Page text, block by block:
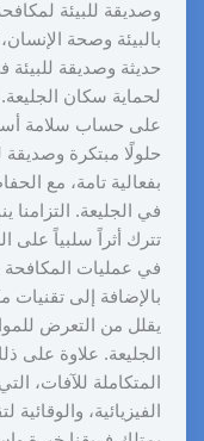
وصديقة للبيئة
بالبيئة وصحة
حديثة وصديقة
لحماية سكان
على حساب سلامة
حلولًا مبتكرة
بفعالية تامة، مع
في الجليعة. التزامنا
تترك أثراً سلبياً على
في عمليات المكافحة
بالإضافة إلى تقنيات
يقلل من التعرض
الجليعة. علاوة على
المتكاملة للآفات،
الفيزيائية،